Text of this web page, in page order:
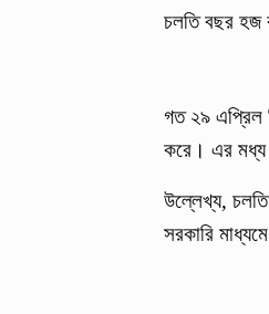
চলতি বছর হজ
গত ২৯ এপ্রিল
করে। এর মধ্য
উল্লেখ্য,
সরকারি